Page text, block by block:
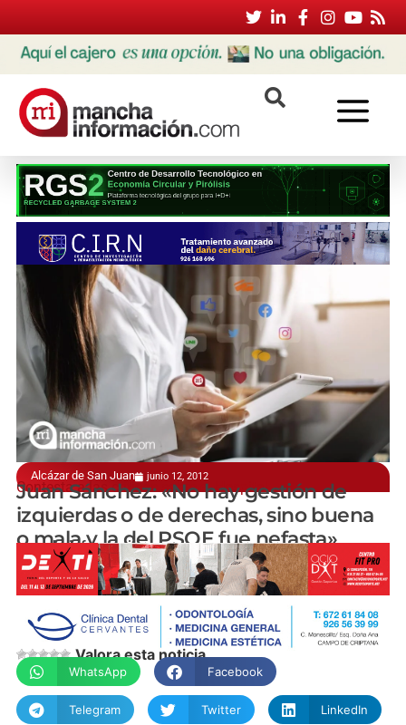
Alcázar de San Juan junio 12, 2012
Contesta a las críticas sobre el Hospital
Juan Sánchez: «No hay gestión de
izquierdas o de derechas, sino buena
o mala y la del PSOE fue nefasta»
manchainformacion.com
Valora esta noticia
WhatsApp Facebook
Telegram Twitter LinkedIn